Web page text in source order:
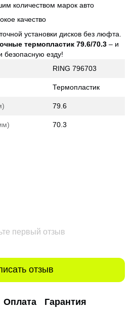
количеством марок авто
качество
установки дисков без люфта.
термопластик 79.6/70.3 – и
безопасную езду!
RING 796703
Термопластик
79.6
70.3
первый отзыв
отзыв
Оплата Гарантия